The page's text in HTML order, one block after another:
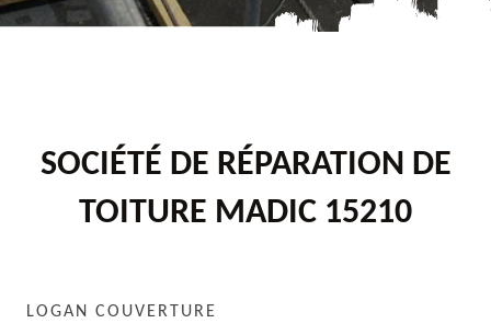
SOCIÉTÉ DE RÉPARATION DE
TOITURE MADIC 15210
LOGAN COUVERTURE